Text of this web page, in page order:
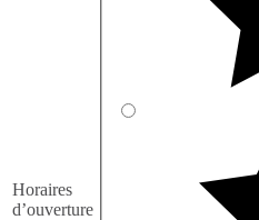
Horaires
d’ouverture